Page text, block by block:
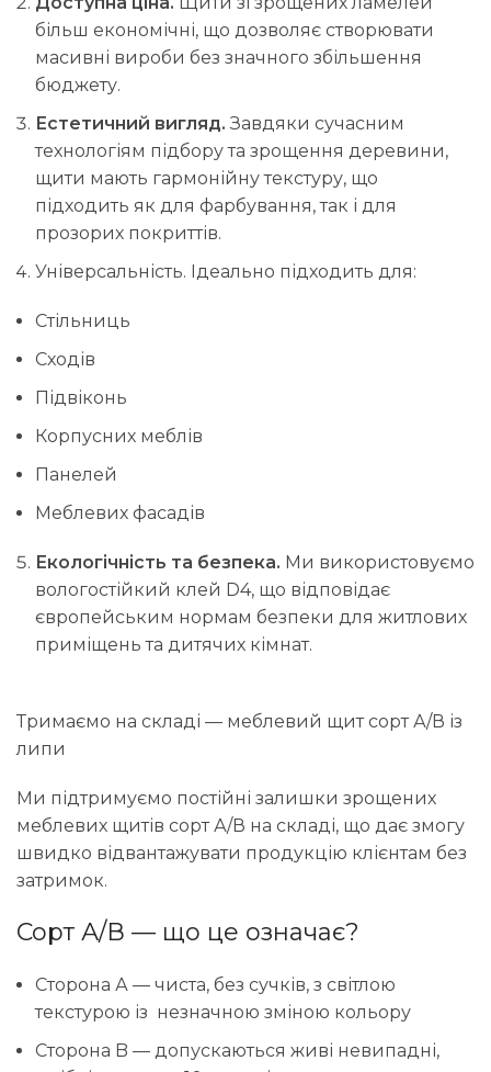
більш економічні, що дозволяє створювати
масивні вироби без значного збільшення
бюджету.
Естетичний вигляд.Завдяки сучасним
технологіям підбору та зрощення деревини,
щити мають гармонійну текстуру, що
підходить як для фарбування, так і для
прозорих покриттів.
Універсальність. Ідеально підходить для:
Стільниць
Сходів
Підвіконь
Корпусних меблів
Панелей
Меблевих фасадів
Екологічність та безпека. Ми використовуємо
вологостійкий клей D4, що відповідає
європейським нормам безпеки для житлових
приміщень та дитячих кімнат.
Тримаємо на складі — меблевий щит сорт А/В із
липи
Ми підтримуємо постійні залишки зрощених
меблевих щитів сорт А/В на складі, що дає змогу
швидко відвантажувати продукцію клієнтам без
затримок.
Сорт А/В — що це означає?
Сторона А — чиста, без сучків, з світлою
текстурою із незначною зміною кольору
Сторона B — допускаються живі невипадні,